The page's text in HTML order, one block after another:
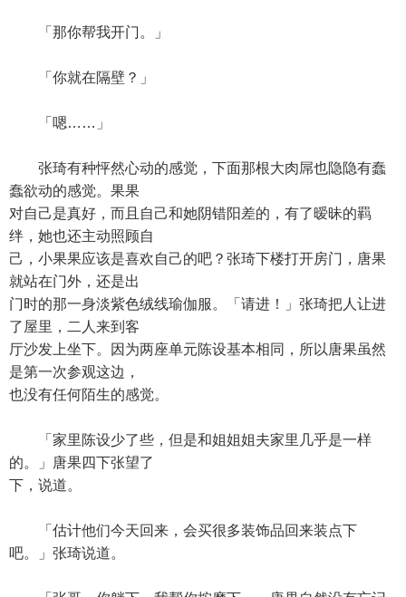
「那你帮我开门。」
「你就在隔壁？」
「嗯……」
张琦有种怦然心动的感觉，下面那根大肉屌也隐隐有蠢
蠢欲动的感觉。果果
对自己是真好，而且自己和她阴错阳差的，有了暧昧的羁
绊，她也还主动照顾自
己，小果果应该是喜欢自己的吧？张琦下楼打开房门，唐果
就站在门外，还是出
门时的那一身淡紫色绒线瑜伽服。「请进！」张琦把人让进
了屋里，二人来到客
厅沙发上坐下。因为两座单元陈设基本相同，所以唐果虽然
是第一次参观这边，
也没有任何陌生的感觉。
「家里陈设少了些，但是和姐姐姐夫家里几乎是一样
的。」唐果四下张望了
下，说道。
「估计他们今天回来，会买很多装饰品回来装点下
吧。」张琦说道。